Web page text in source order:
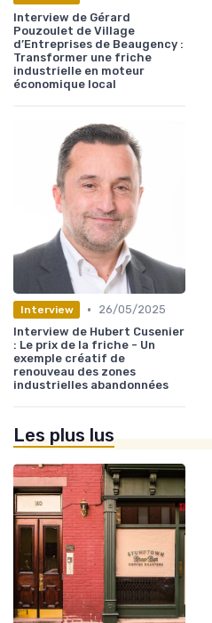
Interview de Gérard
Pouzoulet de Village
d’Entreprises de Beaugency :
Transformer une friche
industrielle en moteur
économique local
Interview •
26/05/2025
Interview de Hubert Cusenier
: Le prix de la friche - Un
exemple créatif de
renouveau des zones
industrielles abandonnées
Les plus lus